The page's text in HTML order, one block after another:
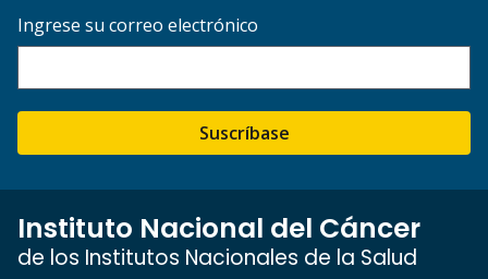
Ingrese su correo electrónico
Suscríbase
Instituto Nacional del Cáncer
de los Institutos Nacionales de la Salud